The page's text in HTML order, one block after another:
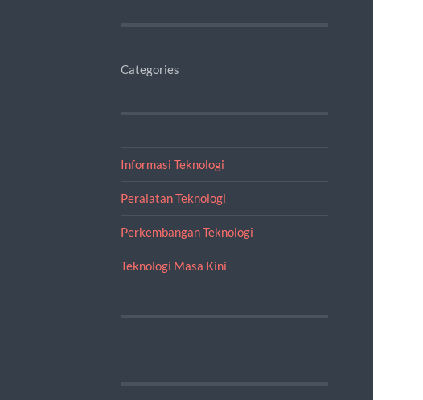
Categories
Informasi Teknologi
Peralatan Teknologi
Perkembangan Teknologi
Teknologi Masa Kini